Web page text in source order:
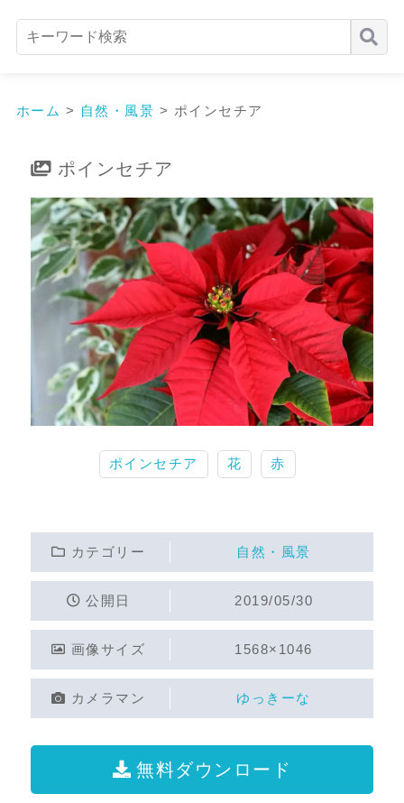
ホーム > 自然・風景 > ポインセチア
ポインセチア
ポインセチア 花 赤
カテゴリー 自然・風景
公開日 2019/05/30
画像サイズ 1568×1046
カメラマン ゆっきーな
無料ダウンロード